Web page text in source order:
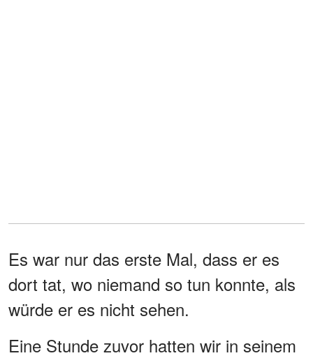
Es war nur das erste Mal, dass er es
dort tat, wo niemand so tun konnte, als
würde er es nicht sehen.
Eine Stunde zuvor hatten wir in seinem